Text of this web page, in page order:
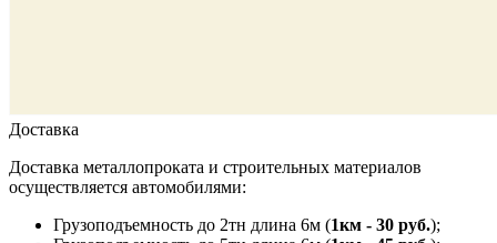
Доставка
Доставка металлопроката и строительных материалов
осуществляется автомобилями:
Грузоподъемность до 2тн длина 6м (1км - 30 руб.);